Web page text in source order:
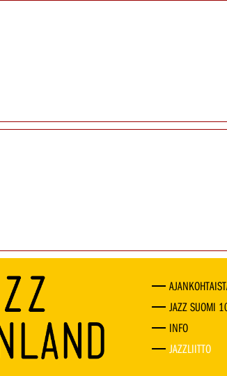
JAZZ SUOMI
INFO
JAZZLIITTO